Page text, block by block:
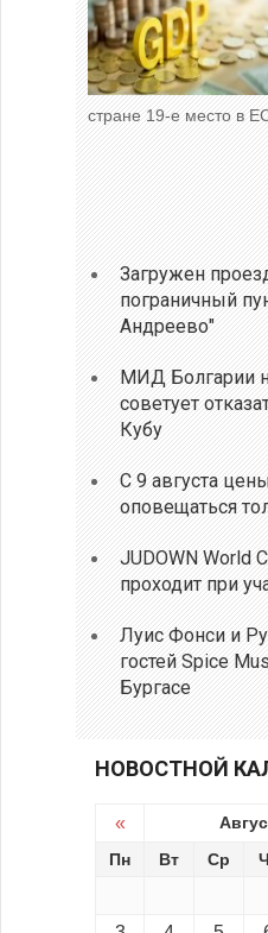
стране 19-е место в
Загружен
пограничный
Андреево"
МИД Болгарии
советует
Кубу
С 9 августа
оповещаться
JUDOWN World
проходит при
Луис Фонси и
гостей Spice
Бургасе
НОВОСТНОЙ
«
Пн Вт Ср